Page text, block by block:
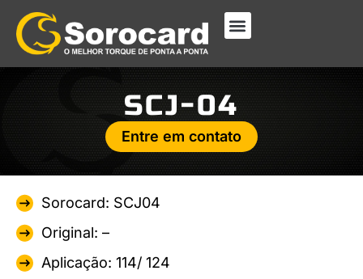
SCJ-04
Entre em contato
Sorocard: SCJ04
Original: –
Aplicação: 114/ 124